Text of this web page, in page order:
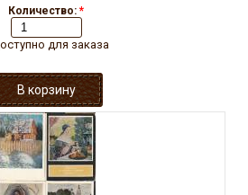
Количество: *
для заказа